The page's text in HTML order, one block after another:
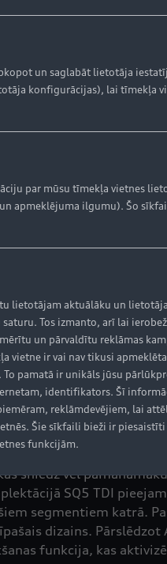
dīzeļdzinēja
salīdzinājumā ar
diskiem un
ar sešu vārstu
(BAS), litija jona
atgūst līdz pat 8 kW
pat par 0,7 litriem uz
sniedz vēl
SQ5 TDI
segmentiem katrā.
dizains.
funkcija, kas
un saglabāt lietotāja
konfigurācijas), lai tīmekļa
par mūsu tīmekļa vietnes
apmeklējuma ilgumu). Šo
lietotājam aktuālāku un lietotāja
Tos izmanto, arī lai
un pārvaldītu reklāmas
vietne ir vai nav tikusi
pamatā ir unikāls jūsu
identifikators. Šī
reklāmdevējiem, lai
Šie sīkfaili bieži ir piesaistīti
funkcijām.